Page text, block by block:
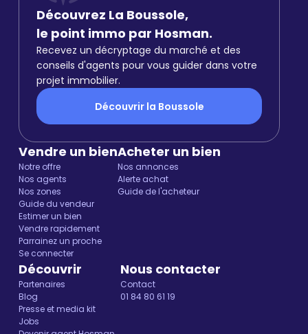
Découvrez La Boussole,
le point immo par Hosman.
Recevez un décryptage du marché et des
conseils d'agents pour vous guider dans votre
projet immobilier.
Découvrir la Boussole
Vendre un bien
Notre offre
Nos agents
Nos zones
Guide du vendeur
Estimer un bien
Vendre rapidement
Parrainez un proche
Se connecter
Acheter un bien
Nos annonces
Alerte achat
Guide de l'acheteur
Découvrir
Partenaires
Blog
Presse et media kit
Jobs
Nous contacter
Contact
01 84 80 61 19